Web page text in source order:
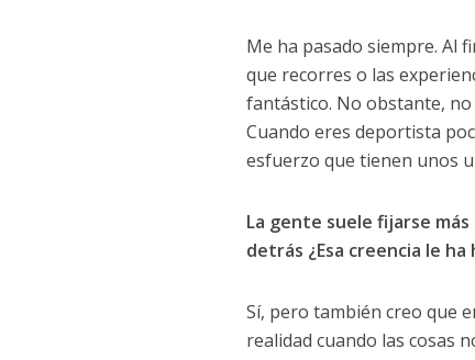
Me ha pasado siempre. Al
que recorres o las
fantástico. No obstante,
Cuando eres deportista
esfuerzo que tienen unos
La gente suele fijarse
detrás ¿Esa creencia le
Sí, pero también creo que
realidad cuando las cosas